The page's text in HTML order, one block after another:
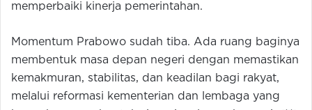
memperbaiki kinerja pemerintahan.
Momentum Prabowo sudah tiba. Ada ruang baginya
membentuk masa depan negeri dengan memastikan
kemakmuran, stabilitas, dan keadilan bagi rakyat,
melalui reformasi kementerian dan lembaga yang